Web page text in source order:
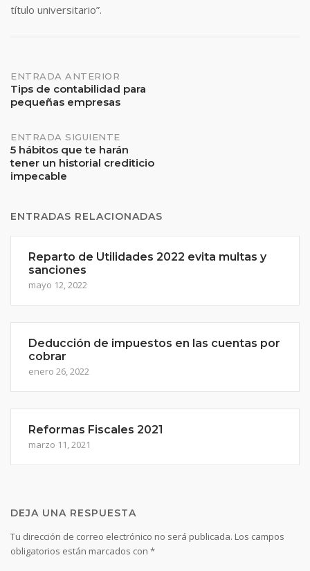
título universitario”.
Navegación
de
entradas
ENTRADA ANTERIOR
Tips de contabilidad para
pequeñas empresas
ENTRADA SIGUIENTE
5 hábitos que te harán
tener un historial crediticio
impecable
ENTRADAS RELACIONADAS
Reparto de Utilidades 2022 evita multas y
sanciones
mayo 12, 2022
Deducción de impuestos en las cuentas por
cobrar
enero 26, 2022
Reformas Fiscales 2021
marzo 11, 2021
DEJA UNA RESPUESTA
Tu dirección de correo electrónico no será publicada. Los campos
obligatorios están marcados con *